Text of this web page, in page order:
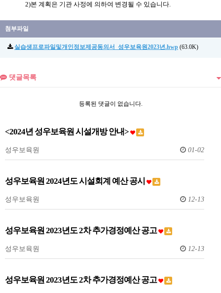
2)본 계획은 기관 사정에 의하여 변경될 수 있습니다.
첨부파일
실습생프로파일및개인정보제공동의서_성우보육원2023년.hwp (63.0K)
댓글목록
등록된 댓글이 없습니다.
<2024년 성우보육원 시설개방 안내>
성우보육원 01-02
성우보육원 2024년도 시설회계 예산 공시
성우보육원 12-13
성우보육원 2023년도 2차 추가경정예산 공고
성우보육원 12-13
성우보육원 2023년도 2차 추가경정예산 공고